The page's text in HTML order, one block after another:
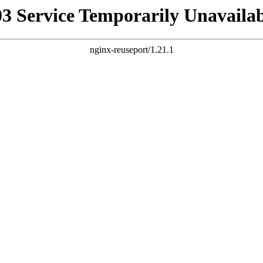
Service Temporarily
nginx-reuseport/1.21.1